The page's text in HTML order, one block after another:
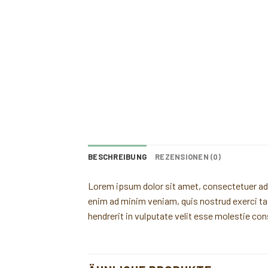
BESCHREIBUNG REZENSIONEN (0)
Lorem ipsum dolor sit amet, consectetuer
enim ad minim veniam, quis nostrud exerci
hendrerit in vulputate velit esse molestie